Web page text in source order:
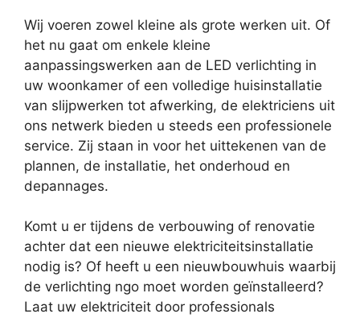
Wij voeren zowel kleine als grote werken uit. Of
het nu gaat om enkele kleine
aanpassingswerken aan de LED verlichting in
uw woonkamer of een volledige huisinstallatie
van slijpwerken tot afwerking, de elektriciens uit
ons netwerk bieden u steeds een professionele
service. Zij staan in voor het uittekenen van de
plannen, de installatie, het onderhoud en
depannages.
Komt u er tijdens de verbouwing of renovatie
achter dat een nieuwe elektriciteitsinstallatie
nodig is? Of heeft u een nieuwbouwhuis waarbij
de verlichting ngo moet worden geïnstalleerd?
Laat uw elektriciteit door professionals